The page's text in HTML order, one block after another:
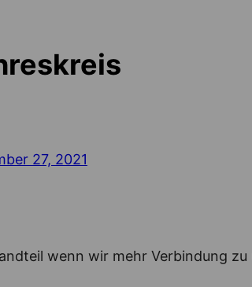
27, 2021
wenn wir mehr Verbindung